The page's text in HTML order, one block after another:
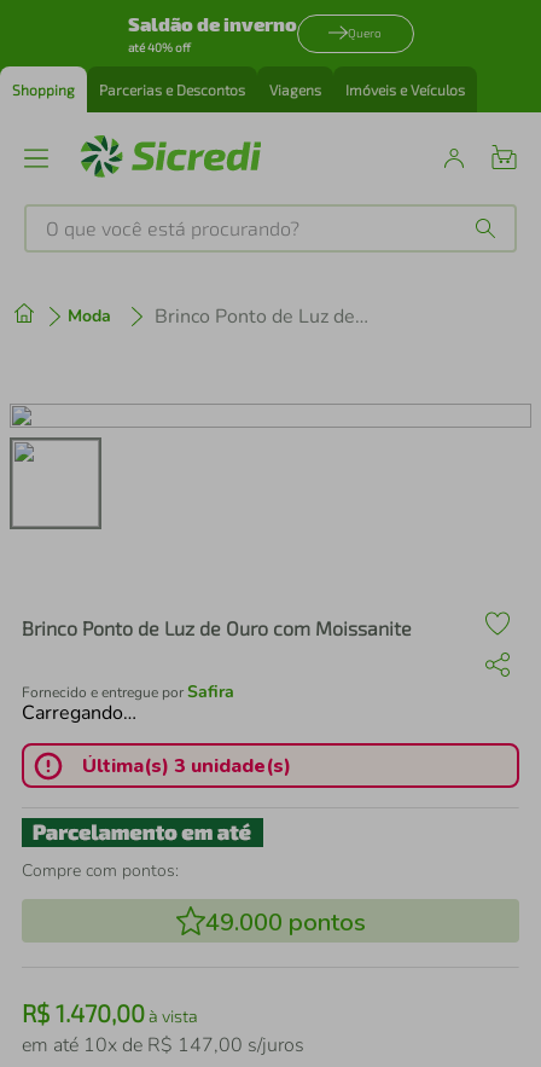
Saldão de inverno
até 40% off
Quero
Shopping Parcerias e Descontos Viagens Imóveis e Veículos
O que você está procurando?
Moda Brinco Ponto de Luz de Ouro com Moissanite
Brinco Ponto de Luz de Ouro com Moissanite
Fornecido e entregue porSafira
Carregando…
Última(s) 3 unidade(s)
Compre com pontos:
49.000 pontos
R$ 1.470,00à vista
em até 10x de R$ 147,00 s/juros
2º cafeteira